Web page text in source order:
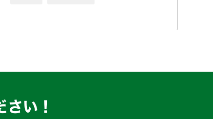
い！